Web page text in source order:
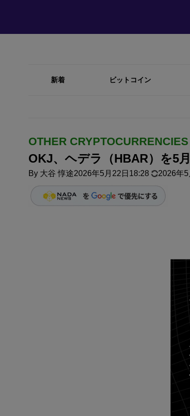
新着 ビットコイン
OTHER CRYPTOCURRENCIES
OKJ、ヘデラ（HBAR）を5
By 大谷 惇途2026年5月22日18:28 2026年